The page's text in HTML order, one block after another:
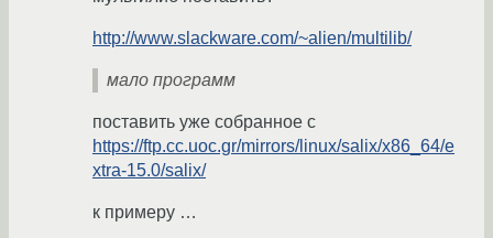
http://www.slackware.com/~alien/multilib/
мало программ
поставить уже собранное с
https://ftp.cc.uoc.gr/mirrors/linux/salix/x86_64/e
xtra-15.0/salix/
к примеру …